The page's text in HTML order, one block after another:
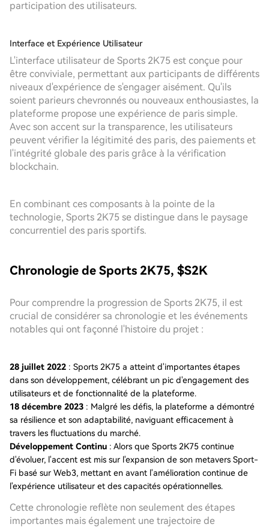
participation des utilisateurs.
Interface et Expérience Utilisateur
L'interface utilisateur de Sports 2K75 est conçue pour
être conviviale, permettant aux participants de différents
niveaux d'expérience de s'engager aisément. Qu'ils
soient parieurs chevronnés ou nouveaux enthousiastes, la
plateforme propose une expérience de paris simple.
Avec son accent sur la transparence, les utilisateurs
peuvent vérifier la légitimité des paris, des paiements et
l'intégrité globale des paris grâce à la vérification
blockchain.
En combinant ces composants à la pointe de la
technologie, Sports 2K75 se distingue dans le paysage
concurrentiel des paris sportifs.
Chronologie de Sports 2K75, $S2K
Pour comprendre la progression de Sports 2K75, il est
crucial de considérer sa chronologie et les événements
notables qui ont façonné l'histoire du projet :
28 juillet 2022 : Sports 2K75 a atteint d'importantes étapes
dans son développement, célébrant un pic d'engagement des
utilisateurs et de fonctionnalité de la plateforme.
18 décembre 2023 : Malgré les défis, la plateforme a démontré
sa résilience et son adaptabilité, naviguant efficacement à
travers les fluctuations du marché.
Développement Continu : Alors que Sports 2K75 continue
d'évoluer, l'accent est mis sur l'expansion de son metavers Sport-
Fi basé sur Web3, mettant en avant l'amélioration continue de
l'expérience utilisateur et des capacités opérationnelles.
Cette chronologie reflète non seulement des étapes
importantes mais également une trajectoire de